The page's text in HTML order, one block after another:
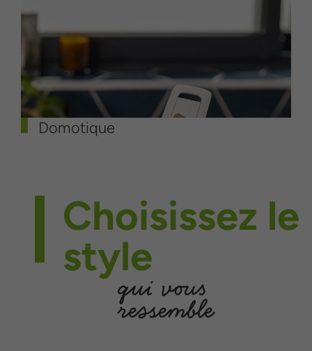
Domotique
Choisissez le
style
qui vous
ressemble